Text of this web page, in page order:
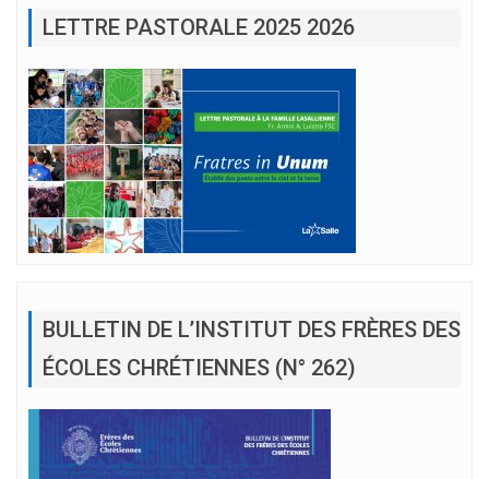
LETTRE PASTORALE 2025 2026
BULLETIN DE L’INSTITUT DES FRÈRES DES
ÉCOLES CHRÉTIENNES (N° 262)